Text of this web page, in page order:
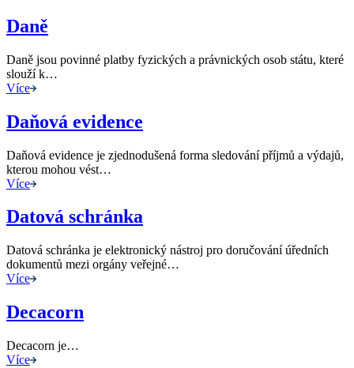
Daně
Daně jsou povinné platby fyzických a právnických osob státu, které
slouží k…
Více
Daňová evidence
Daňová evidence je zjednodušená forma sledování příjmů a výdajů,
kterou mohou vést…
Více
Datová schránka
Datová schránka je elektronický nástroj pro doručování úředních
dokumentů mezi orgány veřejné…
Více
Decacorn
Decacorn je…
Více